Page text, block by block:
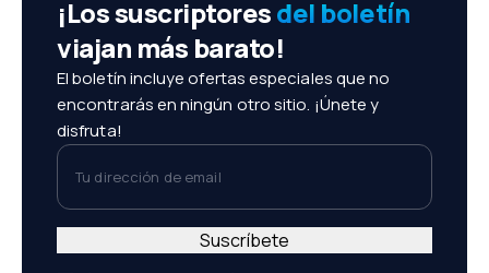
¡Los suscriptoresdel boletín
viajan más barato!
El boletín incluye ofertas especiales que no
encontrarás en ningún otro sitio. ¡Únete y
disfruta!
Tu dirección de email
Suscríbete